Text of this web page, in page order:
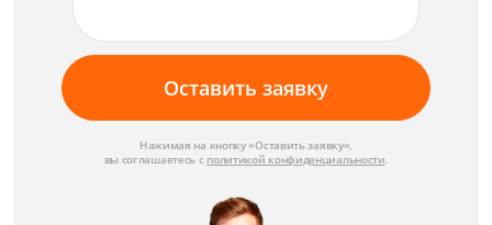
Оставить заявку
Нажимая на кнопку «Оставить заявку»,
вы соглашаетесь с политикой конфиденциальности.